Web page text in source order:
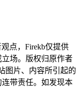
点，Firekb仅提供
场。版权归原作者
图片、内容所引起的
带责任。如发现本